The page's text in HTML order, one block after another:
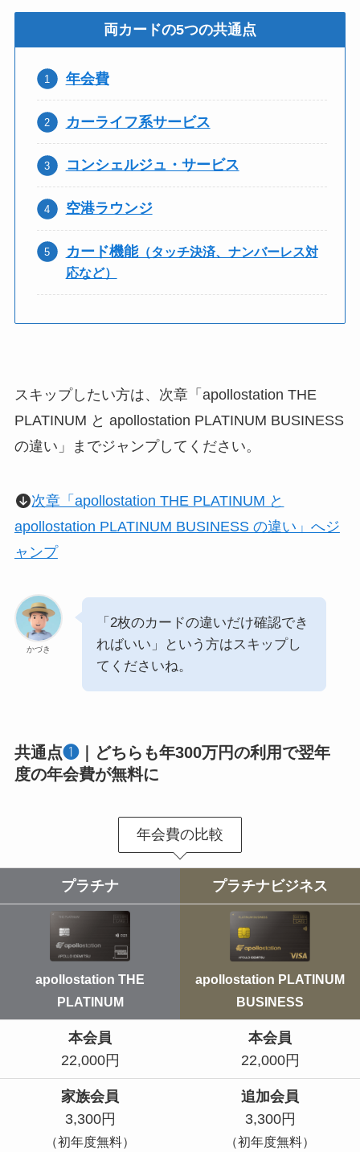
両カードの5つの共通点
年会費
カーライフ系サービス
コンシェルジュ・サービス
空港ラウンジ
カード機能（タッチ決済、ナンバーレス対
応など）
スキップしたい方は、次章「apollostation THE
PLATINUM と apollostation PLATINUM BUSINESS
の違い」までジャンプしてください。
次章「apollostation THE PLATINUM と
apollostation PLATINUM BUSINESS の違い」へジ
ャンプ
かづき
「2枚のカードの違いだけ確認でき
ればいい」という方はスキップし
てくださいね。
共通点❶｜どちらも年300万円の利用で翌年
度の年会費が無料に
年会費の比較
プラチナ プラチナビジネス
apollostation THE
PLATINUM
apollostation PLATINUM
BUSINESS
本会員
22,000円
本会員
22,000円
家族会員
3,300円
（初年度無料）
追加会員
3,300円
（初年度無料）